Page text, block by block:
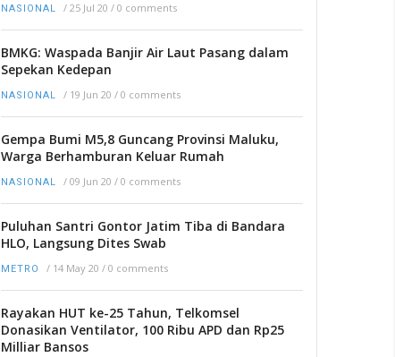
NASIONAL / 25 Jul 20 / 0 comments
BMKG: Waspada Banjir Air Laut Pasang dalam
Sepekan Kedepan
NASIONAL / 19 Jun 20 / 0 comments
Gempa Bumi M5,8 Guncang Provinsi Maluku,
Warga Berhamburan Keluar Rumah
NASIONAL / 09 Jun 20 / 0 comments
Puluhan Santri Gontor Jatim Tiba di Bandara
HLO, Langsung Dites Swab
METRO / 14 May 20 / 0 comments
Rayakan HUT ke-25 Tahun, Telkomsel
Donasikan Ventilator, 100 Ribu APD dan Rp25
Milliar Bansos